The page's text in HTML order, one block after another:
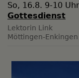
So, 16.8. 9-10 Uhr
Gottesdienst
Lektorin Link
Möttingen-Enkingen